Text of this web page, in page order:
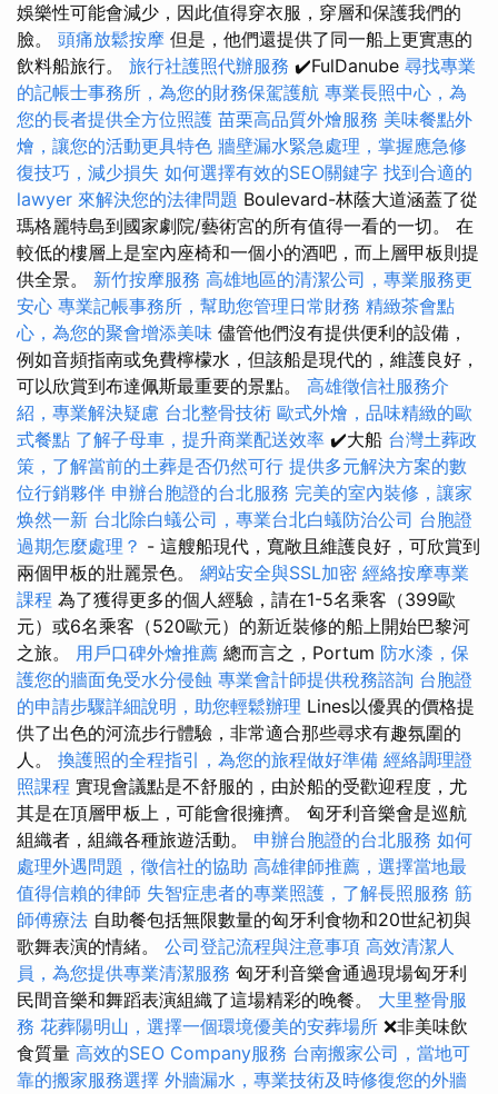
娛樂性可能會減少，因此值得穿衣服，穿層和保護我們的
臉。 頭痛放鬆按摩 但是，他們還提供了同一船上更實惠的
飲料船旅行。 旅行社護照代辦服務 ✔️FulDanube 尋找專業
的記帳士事務所，為您的財務保駕護航 專業長照中心，為
您的長者提供全方位照護 苗栗高品質外燴服務 美味餐點外
燴，讓您的活動更具特色 牆壁漏水緊急處理，掌握應急修
復技巧，減少損失 如何選擇有效的SEO關鍵字 找到合適的
lawyer 來解決您的法律問題 Boulevard-林蔭大道涵蓋了從
瑪格麗特島到國家劇院/藝術宮的所有值得一看的一切。 在
較低的樓層上是室內座椅和一個小的酒吧，而上層甲板則提
供全景。 新竹按摩服務 高雄地區的清潔公司，專業服務更
安心 專業記帳事務所，幫助您管理日常財務 精緻茶會點
心，為您的聚會增添美味 儘管他們沒有提供便利的設備，
例如音頻指南或免費檸檬水，但該船是現代的，維護良好，
可以欣賞到布達佩斯最重要的景點。 高雄徵信社服務介
紹，專業解決疑慮 台北整骨技術 歐式外燴，品味精緻的歐
式餐點 了解子母車，提升商業配送效率 ✔️大船 台灣土葬政
策，了解當前的土葬是否仍然可行 提供多元解決方案的數
位行銷夥伴 申辦台胞證的台北服務 完美的室內裝修，讓家
焕然一新 台北除白蟻公司，專業台北白蟻防治公司 台胞證
過期怎麼處理？ - 這艘船現代，寬敞且維護良好，可欣賞到
兩個甲板的壯麗景色。 網站安全與SSL加密 經絡按摩專業
課程 為了獲得更多的個人經驗，請在1-5名乘客（399歐
元）或6名乘客（520歐元）的新近裝修的船上開始巴黎河
之旅。 用戶口碑外燴推薦 總而言之，Portum 防水漆，保
護您的牆面免受水分侵蝕 專業會計師提供稅務諮詢 台胞證
的申請步驟詳細說明，助您輕鬆辦理 Lines以優異的價格提
供了出色的河流步行體驗，非常適合那些尋求有趣氛圍的
人。 換護照的全程指引，為您的旅程做好準備 經絡調理證
照課程 實現會議點是不舒服的，由於船的受歡迎程度，尤
其是在頂層甲板上，可能會很擁擠。 匈牙利音樂會是巡航
組織者，組織各種旅遊活動。 申辦台胞證的台北服務 如何
處理外遇問題，徵信社的協助 高雄律師推薦，選擇當地最
值得信賴的律師 失智症患者的專業照護，了解長照服務 筋
師傅療法 自助餐包括無限數量的匈牙利食物和20世紀初與
歌舞表演的情緒。 公司登記流程與注意事項 高效清潔人
員，為您提供專業清潔服務 匈牙利音樂會通過現場匈牙利
民間音樂和舞蹈表演組織了這場精彩的晚餐。 大里整骨服
務 花葬陽明山，選擇一個環境優美的安葬場所 ❌非美味飲
食質量 高效的SEO Company服務 台南搬家公司，當地可
靠的搬家服務選擇 外牆漏水，專業技術及時修復您的外牆